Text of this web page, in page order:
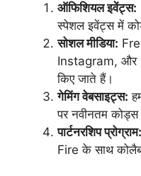
ऑफिशियल इवेंट्स:
स्पेशल इवेंट्स में
सोशल मीडिया:
Instagram, और
किए जाते हैं।
गेमिंग वेबसाइट्स:
पर नवीनतम
पार्टनरशिप प्रोग्राम:
Fire के साथ